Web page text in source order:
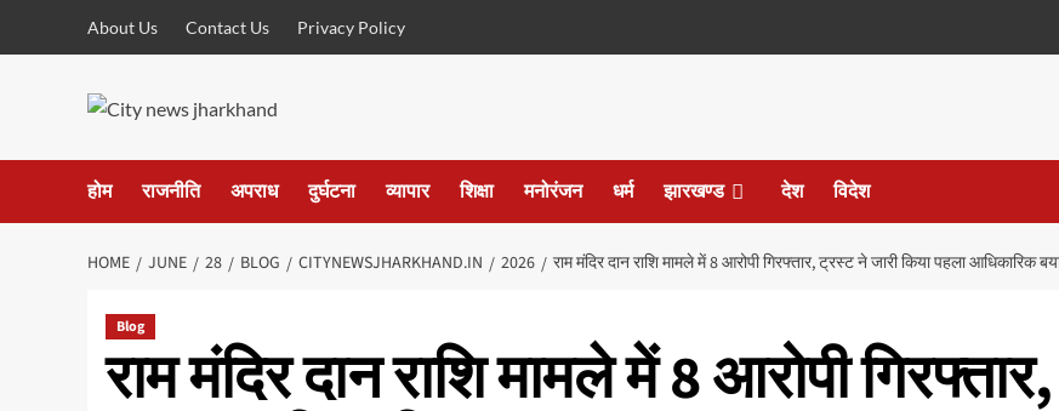
About Us Contact Us Privacy Policy
होम राजनीति अपराध दुर्घटना व्यापार शिक्षा मनोरंजन धर्म झारखण्ड देश विदेश
HOME JUNE 28 BLOG CITYNEWSJHARKHAND.IN 2026 राम मंदिर दान राशि मामले में 8 आरोपी गिरफ्तार, ट्रस्ट ने जारी किया पहला आधिकारिक
Blog
राम मंदिर दान राशि मामले में 8 आरोपी